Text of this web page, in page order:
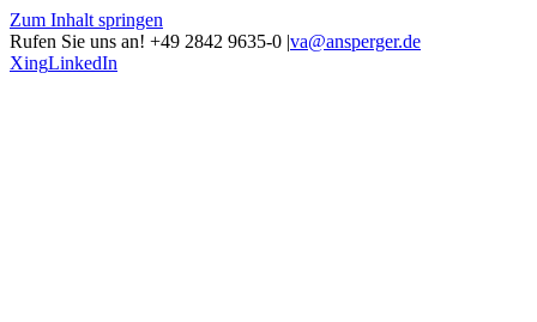
Zum Inhalt springen
Rufen Sie uns an! +49 2842 9635-0 |va@ansperger.de
XingLinkedIn